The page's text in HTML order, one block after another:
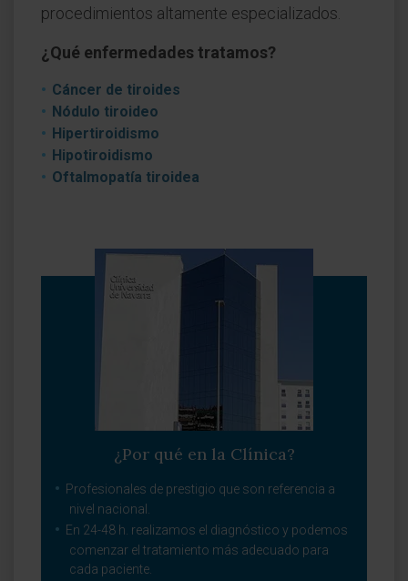
procedimientos altamente especializados.
¿Qué enfermedades tratamos?
Cáncer de tiroides
Nódulo tiroideo
Hipertiroidismo
Hipotiroidismo
Oftalmopatía tiroidea
¿Por qué en la Clínica?
Profesionales de prestigio que son referencia a
nivel nacional.
En 24-48 h. realizamos el diagnóstico y podemos
comenzar el tratamiento más adecuado para
cada paciente.